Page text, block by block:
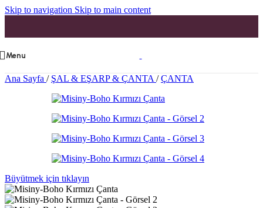
Skip to navigation Skip to main content
Menu
Ana Sayfa / ŞAL & EŞARP & ÇANTA / ÇANTA
Büyütmek için tıklayın